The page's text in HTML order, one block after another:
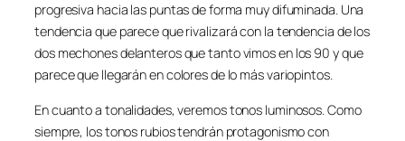
progresiva hacia las puntas de forma muy difuminada. Una
tendencia que parece que rivalizará con la tendencia de los
dos mechones delanteros que tanto vimos en los 90 y que
parece que llegarán en colores de lo más variopintos.
En cuanto a tonalidades, veremos tonos luminosos. Como
siempre, los tonos rubios tendrán protagonismo con